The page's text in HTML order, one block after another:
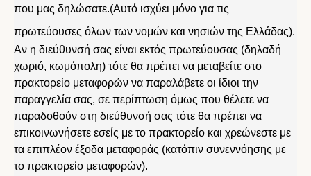
που μας δηλώσατε.(Αυτό ισχύει μόνο για τις
πρωτεύουσες όλων των νομών και νησιών της Ελλάδας).
Αν η διεύθυνσή σας είναι εκτός πρωτεύουσας (δηλαδή
χωριό, κωμόπολη) τότε θα πρέπει να μεταβείτε στο
πρακτορείο μεταφορών να παραλάβετε οι ίδιοι την
παραγγελία σας, σε περίπτωση όμως που θέλετε να
παραδοθούν στη διεύθυνσή σας τότε θα πρέπει να
επικοινωνήσετε εσείς με το πρακτορείο και χρεώνεστε με
τα επιπλέον έξοδα μεταφοράς (κατόπιν συνεννόησης με
το πρακτορείο μεταφορών).